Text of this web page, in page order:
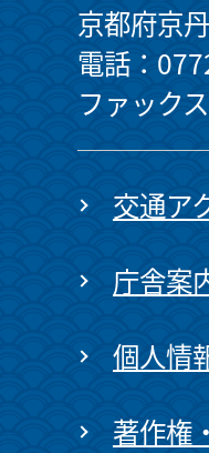
京都府京
電話：
ファック
交通ア
庁舎案
個人情
著作権